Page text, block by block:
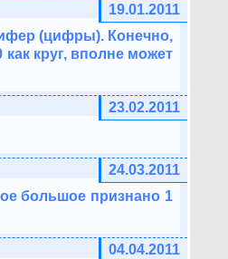
19.01.2011
(цифры). Конечно,
круг, вполне может
23.02.2011
24.03.2011
большое признано 1
04.04.2011